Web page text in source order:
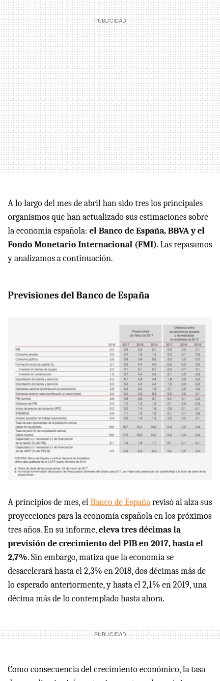
A lo largo del mes de abril han sido tres los principales
organismos que han actualizado sus estimaciones sobre
la economía española: el Banco de España, BBVA y el
Fondo Monetario Internacional (FMI). Las repasamos
y analizamos a continuación.
Previsiones del Banco de España
A principios de mes, elBanco de Españarevisó al alza sus
proyecciones para la economía española en los próximos
tres años. En su informe,eleva tres décimas la
previsión de crecimiento del PIB en 2017, hasta el
2,7%. Sin embargo, matiza que la economía se
desacelerará hasta el 2,3% en 2018, dos décimas más de
lo esperado anteriormente, y hasta el 2,1% en 2019, una
décima más de lo contemplado hasta ahora.
Como consecuencia del crecimiento económico, la tasa